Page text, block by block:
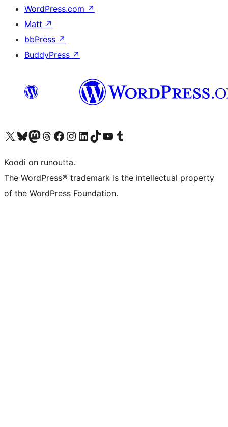
WordPress.com ↗
Matt ↗
bbPress ↗
BuddyPress ↗
Visit our X (formerly Twitter) account
Visit our Bluesky account
Visit our Mastodon account
Visit our Threads account
Visit our Facebook page
Visit our Instagram account
Visit our LinkedIn account
Visit our TikTok account
Näytä YouTube-kanava
Visit our Tumblr account
Koodi on runoutta.
The WordPress® trademark is the intellectual property
of the WordPress Foundation.